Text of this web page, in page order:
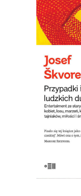
Książka –
Europy
jedną z
W
roku, w
upadku